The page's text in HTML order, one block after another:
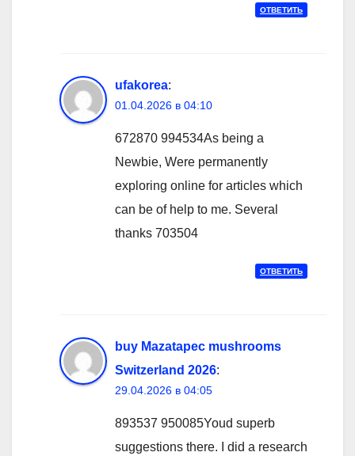
ОТВЕТИТЬ
ufakorea:
01.04.2026 в 04:10
672870 994534As being a
Newbie, Were permanently
exploring online for articles which
can be of help to me. Several
thanks 703504
ОТВЕТИТЬ
buy Mazatapec mushrooms
Switzerland 2026:
29.04.2026 в 04:05
893537 950085Youd superb
suggestions there. I did a research